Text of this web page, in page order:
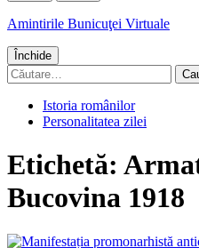
Amintirile Bunicuţei Virtuale
Închide
Caută
după:
Istoria românilor
Personalitatea zilei
Etichetă:
Bucovina 1918